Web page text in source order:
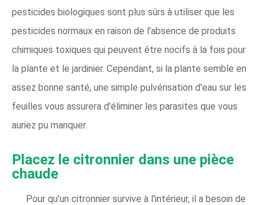
pesticides biologiques sont plus sûrs à utiliser que les
pesticides normaux en raison de l'absence de produits
chimiques toxiques qui peuvent être nocifs à la fois pour
la plante et le jardinier. Cependant, si la plante semble en
assez bonne santé, une simple pulvérisation d'eau sur les
feuilles vous assurera d'éliminer les parasites que vous
auriez pu manquer.
Placez le citronnier dans une pièce
chaude
Pour qu'un citronnier survive à l'intérieur, il a besoin de